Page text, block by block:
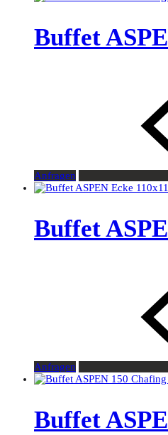
Buffet
Anfragen
Buffet
Anfragen
Buffet